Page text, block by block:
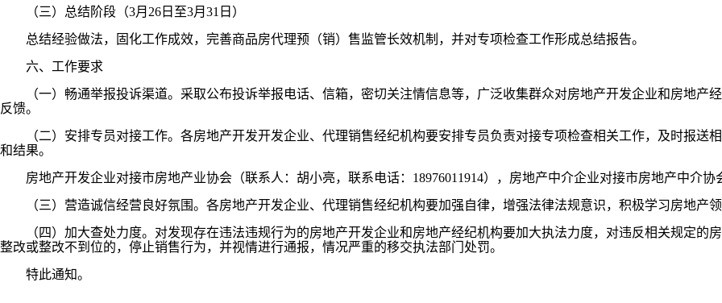
（三）总结阶段（3月26日至3月31日）
总结经验做法，固化工作成效，完善商品房代理预（销）售监管长效机制，并对专项检查工作形成总结报告。
六、工作要求
（一）畅通举报投诉渠道。采取公布投诉举报电话、信箱，密切关注情信息等，广泛收集群众对房地产开发企业和房地产
反馈。
（二）安排专员对接工作。各房地产开发开发企业、代理销售经纪机构要安排专员负责对接专项检查相关工作，及时报送
和结果。
房地产开发企业对接市房地产业协会（联系人：胡小亮，联系电话：18976011914），房地产中介企业对接市房地产中介协
（三）营造诚信经营良好氛围。各房地产开发企业、代理销售经纪机构要加强自律，增强法律法规意识，积极学习房地产
（四）加大查处力度。对发现存在违法违规行为的房地产开发企业和房地产经纪机构要加大执法力度，对违反相关规定的
整改或整改不到位的，停止销售行为，并视情进行通报，情况严重的移交执法部门处罚。
特此通知。